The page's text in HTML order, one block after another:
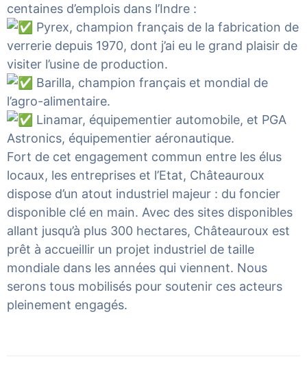
centaines d’emplois dans l’Indre :
Pyrex, champion français de la fabrication de
verrerie depuis 1970, dont j’ai eu le grand plaisir de
visiter l’usine de production.
Barilla, champion français et mondial de
l’agro-alimentaire.
Linamar, équipementier automobile, et PGA
Astronics, équipementier aéronautique.
Fort de cet engagement commun entre les élus
locaux, les entreprises et l’Etat, Châteauroux
dispose d’un atout industriel majeur : du foncier
disponible clé en main. Avec des sites disponibles
allant jusqu’à plus 300 hectares, Châteauroux est
prêt à accueillir un projet industriel de taille
mondiale dans les années qui viennent. Nous
serons tous mobilisés pour soutenir ces acteurs
pleinement engagés.